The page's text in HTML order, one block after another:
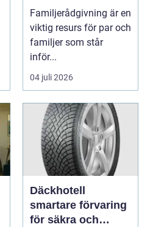
stöd för relationer i
kris
Familjerådgivning är en
viktig resurs för par och
familjer som står
inför...
04 juli 2026
Däckhotell
smartare förvaring
för säkra och